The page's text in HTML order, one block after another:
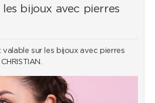
les bijoux avec pierres
valable sur les bijoux avec pierres